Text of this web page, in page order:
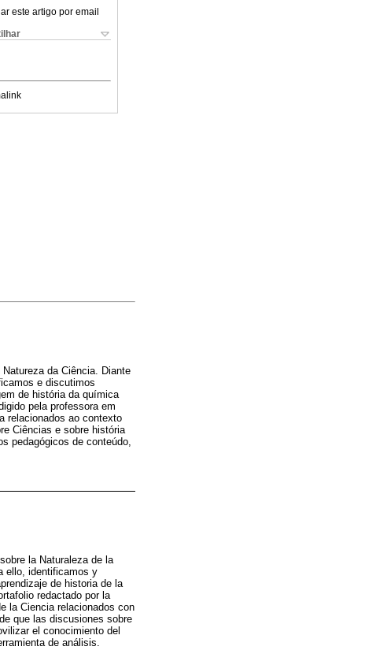
este artigo por email
da Ciência. Diante
e discutimos
de história da química
pela professora em
relacionados ao contexto
Ciências e sobre história
pedagógicos de conteúdo,
la Naturaleza de la
ello, identificamos y
de historia de la
redactado por la
la Ciencia relacionados con
que las discusiones sobre
el conocimiento del
de análisis.